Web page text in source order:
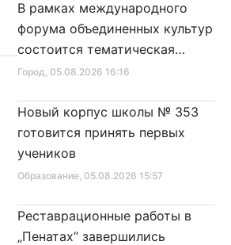
Город, 05.08.2026 16:16
В рамках международного
форума объединенных культур
состоится тематическая
секция
Образование, 05.08.2026 15:57
Новый корпус школы № 353
готовится принять первых
учеников
Реставрационные работы в
„Пенатах“ завершились